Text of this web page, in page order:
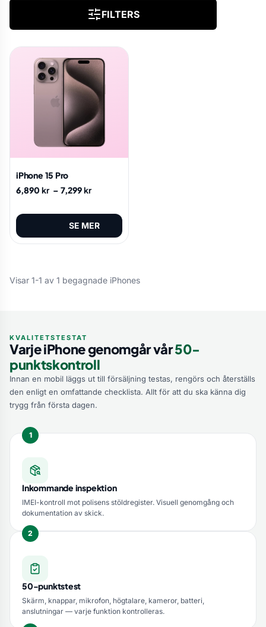
FILTERS
iPhone 15 Pro
6,890 kr – 7,299kr
SE MER
Visar 1-1 av 1 begagnade iPhones
KVALITETSTESTAT
Varje iPhone genomgår vår50-
punktskontroll
Innan en mobil läggs ut till försäljning testas, rengörs och återställs
den enligt en omfattande checklista. Allt för att du ska känna dig
trygg från första dagen.
Inkommande inspektion
IMEI-kontroll mot polisens stöldregister. Visuell genomgång och
dokumentation av skick.
50-punktstest
Skärm, knappar, mikrofon, högtalare, kameror, batteri,
anslutningar — varje funktion kontrolleras.